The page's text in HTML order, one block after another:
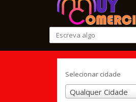
Selecionar cidade
Qualquer Cidade